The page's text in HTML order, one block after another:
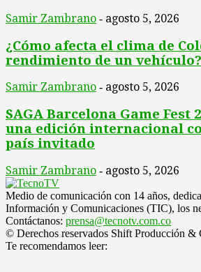
Samir Zambrano - agosto 5, 2026
¿Cómo afecta el clima de
rendimiento de un vehículo?
Samir Zambrano - agosto 5, 2026
SAGA Barcelona Game Fest
una edición internacional
país invitado
Samir Zambrano - agosto 5, 2026
Medio de comunicación con 14 años,
Información y Comunicaciones (TIC), los
Contáctanos: prensa@tecnotv.com.co
© Derechos reservados Shift Producción &
Te recomendamos leer: